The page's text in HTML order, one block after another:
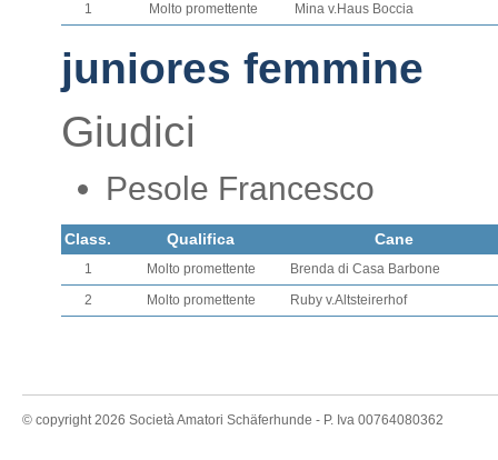
1 Molto promettente Mina v.Haus Boccia
juniores femmine
Giudici
Pesole Francesco
Class. Qualifica Cane
1 Molto promettente
Brenda di Casa Barbone
2
Molto promettente Ruby v.Altsteirerhof
© copyright 2026 Società Amatori Schäferhunde - P. Iva 00764080362